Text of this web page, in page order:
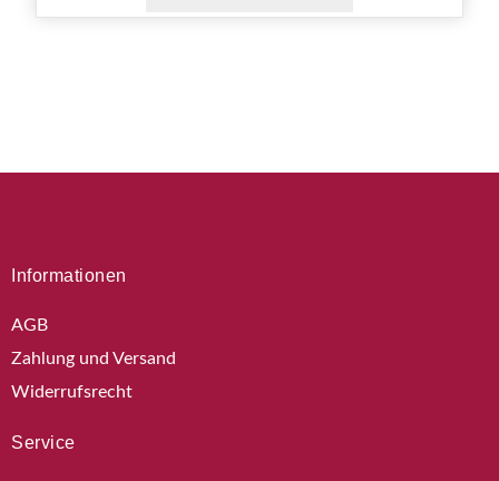
Informationen
AGB
Zahlung und Versand
Widerrufsrecht
Service